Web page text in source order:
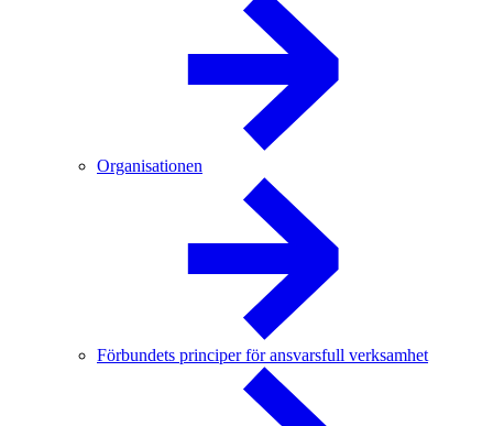
Organisationen
Förbundets principer för ansvarsfull verksamhet